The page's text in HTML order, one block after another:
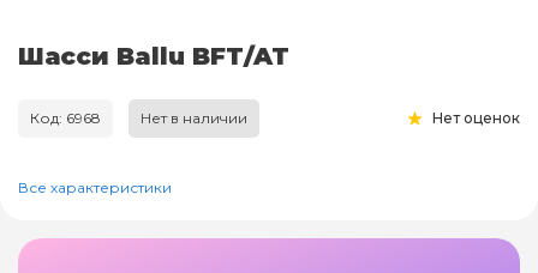
Шасси Ballu BFT/AT
Код: 6968 Нет в наличии Нет оценок
Все характеристики